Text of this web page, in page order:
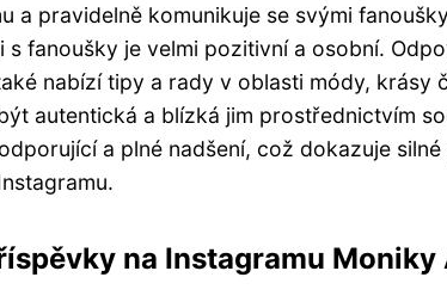
a pravidelně komunikuje se svými
fanoušky je velmi pozitivní a osobní.
nabízí tipy a rady v oblasti módy, krásy
autentická a blízká jim prostřednictvím
a plné nadšení, což dokazuje
na Instagramu Moniky